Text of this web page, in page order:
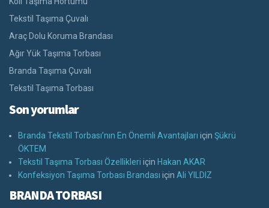
Tekstil Taşıma Çuvalı
Araç Dolu Koruma Brandası
Ağır Yük Taşıma Torbası
Branda Taşıma Çuvalı
Tekstil Taşıma Torbası
Son yorumlar
Branda Tekstil Torbası’nın En Önemli Avantajları için Şükrü
ÖKTEM
Tekstil Taşıma Torbası Özellikleri için Hakan AKAR
Konfeksiyon Taşıma Torbası Brandası için Ali YILDIZ
BRANDA TORBASI